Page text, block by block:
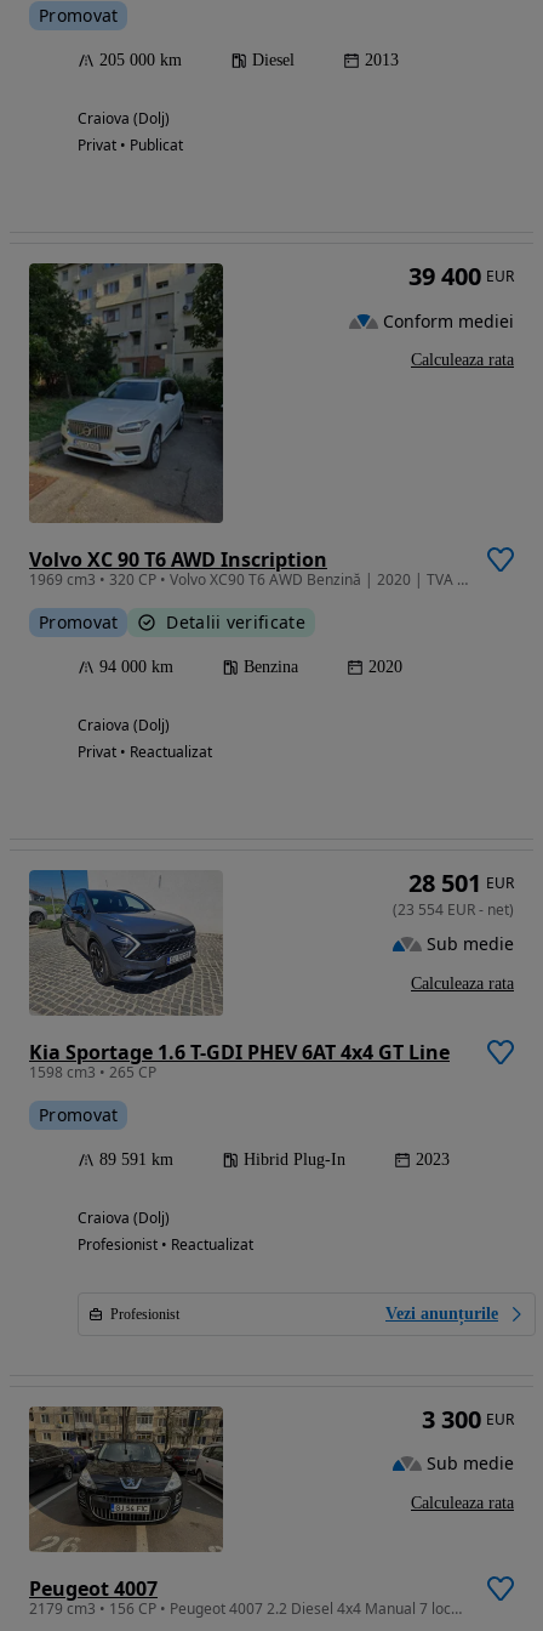
Promovat
205 000 km Diesel 2013
Craiova (Dolj)
Privat • Publicat
Volvo XC 90 T6 AWD Inscription
1969 cm3 • 320 CP • Volvo XC90 T6 AWD Benzină | 2020 | TVA deductibil
Promovat Detalii verificate
94 000 km Benzina 2020
Craiova (Dolj)
Privat • Reactualizat
39 400 EUR
Conform mediei
Calculeaza rata
Kia Sportage 1.6 T-GDI PHEV 6AT 4x4 GT Line
1598 cm3 • 265 CP
Promovat
89 591 km Hibrid Plug-In 2023
Craiova (Dolj)
Profesionist • Reactualizat
Profesionist Vezi anunțurile
28 501 EUR
(23 554 EUR- net)
Sub medie
Calculeaza rata
Peugeot 4007
2179 cm3 • 156 CP • Peugeot 4007 2.2 Diesel 4x4 Manual 7 locuri
3 300 EUR
Sub medie
Calculeaza rata